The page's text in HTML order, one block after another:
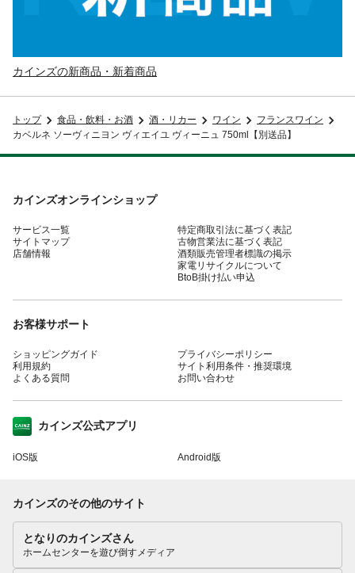
カインズの新商品・新着商品
トップ 食品・飲料・お酒 酒・リカー ワイン
フランスワイン
カベルネ ソーヴィニヨン ヴィエイユ ヴィーニュ 750ml【別送品】
カインズオンラインショップ
サービス一覧
サイトマップ
店舗情報
特定商取引法に基づく表記
古物営業法に基づく表記
酒類販売管理者標識の掲示
家電リサイクルについて
BtoB掛け払い申込
お客様サポート
ショッピングガイド
利用規約
よくある質問
プライバシーポリシー
サイト利用条件・推奨環境
お問い合わせ
カインズ公式アプリ
iOS版 Android版
カインズのその他のサイト
となりのカインズさん
ホームセンターを遊び倒すメディア